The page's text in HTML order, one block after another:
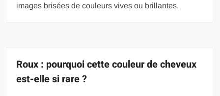
images brisées de couleurs vives ou brillantes,
Roux : pourquoi cette couleur de cheveux
est-elle si rare ?